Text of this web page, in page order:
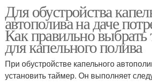
Для обустройства
автополива на даче
Как правильно
для капельного полива
При обустройстве капельного
установить таймер. Он выполняет